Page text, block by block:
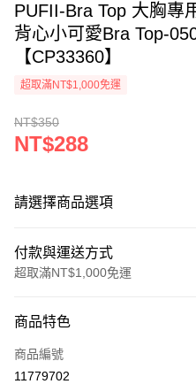
PUFII-Bra Top 大胸專
背心小可愛Bra Top-
【CP33360】
超取滿NT$1,000免運
NT$350
NT$288
請選擇商品選項
付款與運送方式
超取滿NT$1,000免運
信用卡一次付款
超商取貨付款
商品特色
商品編號
11779702